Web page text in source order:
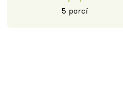
Přihlášení5 porcí